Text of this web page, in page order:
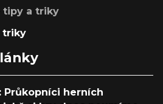
tipy a triky
triky
Průkopníci herních